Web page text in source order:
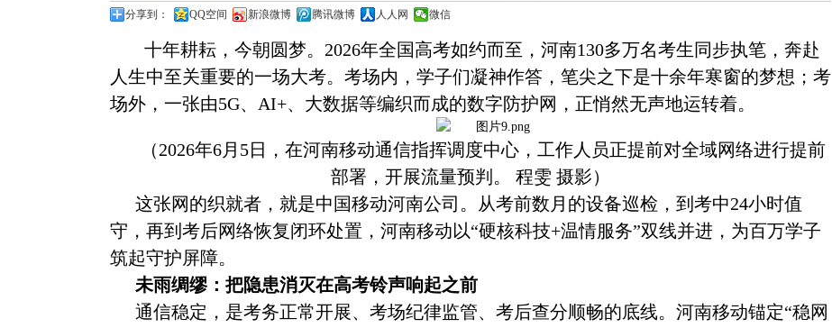
分享到： QQ空间 新浪微博 腾讯微博 人人网 微信
十年耕耘，今朝圆梦。 2026年全国高考如约而至，河南130多万名考生同步执笔，奔赴
人生中至关重要的一场大考。考场内，学子们凝神作答，笔尖之下是十余年寒窗的梦想；考
场外，一张由5G、AI+、大数据等编织而成的数字防护网，正悄然无声地运转着。
（2026年6月5日，在河南移动通信指挥调度中心，工作人员正提前对全域网络进行提前
部署，开展流量预判。 程雯 摄影）
这张网的织就者，就是中国移动河南公司。从考前数月的设备巡检，到考中24小时值
守，再到考后网络恢复闭环处置，河南移动以“硬核科技+温情服务”双线并进，为百万学子
筑起守护屏障。
未雨绸缪：把隐患消灭在高考铃声响起之前
通信稳定，是考务正常开展、考场纪律监管、考后查分顺畅的底线。河南移动锚定“稳网